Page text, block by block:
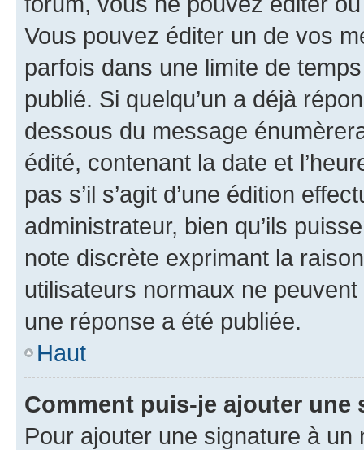
Vous pouvez éditer un de vos
parfois dans une limite de
publié. Si quelqu’un a déjà
dessous du message
édité, contenant la date et
pas s’il s’agit d’une édition
administrateur, bien qu’ils
note discrète exprimant la
utilisateurs normaux ne
une réponse a été publiée.
Haut
Comment puis-je ajouter une
Pour ajouter une signature à un